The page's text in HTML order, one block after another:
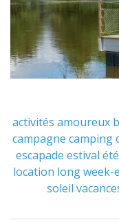
activités amoureux
campagne camping
escapade estival été
location long week-
soleil